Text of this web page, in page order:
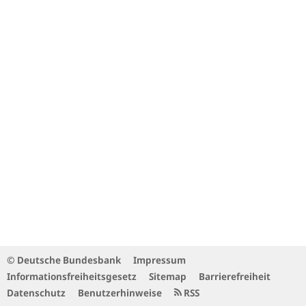
© Deutsche Bundesbank
Impressum
Informationsfreiheitsgesetz
Sitemap
Barrierefreiheit
Datenschutz
Benutzerhinweise RSS